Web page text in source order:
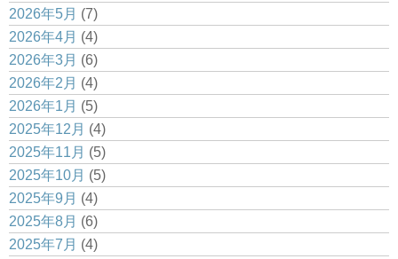
2026年5月 (7)
2026年4月 (4)
2026年3月 (6)
2026年2月 (4)
2026年1月 (5)
2025年12月 (4)
2025年11月 (5)
2025年10月 (5)
2025年9月 (4)
2025年8月 (6)
2025年7月 (4)